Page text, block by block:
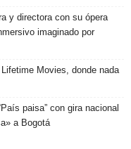
y directora con su ópera
imaginado por
Movies, donde nada
paisa” con gira nacional
a Bogotá